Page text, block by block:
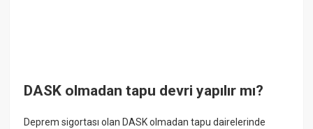
DASK olmadan tapu devri yapılır mı?
Deprem sigortası olan DASK olmadan tapu dairelerinde